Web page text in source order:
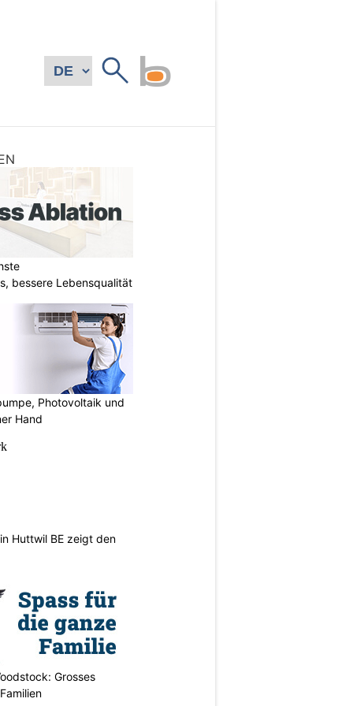
bessere Lebensqualität
Photovoltaik und
Hand
Huttwil BE zeigt den
Grosses